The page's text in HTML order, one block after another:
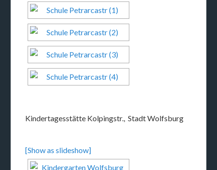
Kindertagesstätte Kolpingstr., Stadt Wolfsburg
[Show as slideshow]